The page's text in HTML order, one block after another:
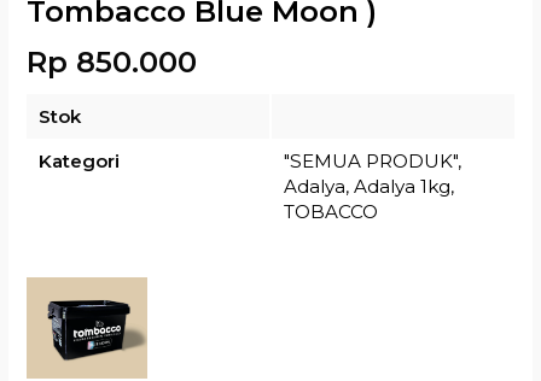
Tombacco Blue Moon )
Rp 850.000
Stok
Kategori
"SEMUA PRODUK",
Adalya, Adalya 1kg,
TOBACCO